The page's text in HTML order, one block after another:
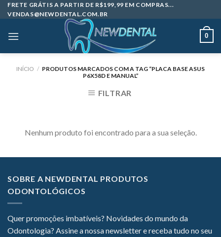
Skip
to
FRETE GRÁTIS A PARTIR DE R$199,99 EM COMPRAS...
VENDAS@NEWDENTAL.COM.BR
0
INÍCIO / PRODUTOS MARCADOS COM A TAG “PLACA BASE ASUS
P6X58D E MANUAL”
FILTRAR
Nenhum produto foi encontrado para a sua seleção.
SOBRE A NEWDENTAL PRODUTOS
ODONTOLÓGICOS
Quer promoções imbatíveis? Novidades do mundo da
Odontologia? Assine a nossa newsletter e receba tudo no seu